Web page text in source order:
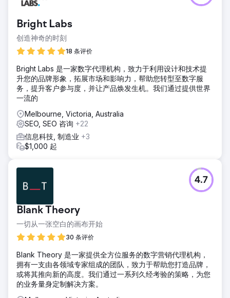
Bright Labs
创造神奇的时刻
18 条评价
Bright Labs 是一家数字代理机构，致力于利用设计和技术提
升您的品牌形象，拓展市场和影响力，帮助您转型至数字服
务，提升客户参与度，并让产品焕发生机。我们通过提供世界
一流的
Melbourne, Victoria, Australia
SEO, SEO 咨询 +22
信息科技, 制造业 +3
$1,000 起
Blank Theory
一切从一张空白的画布开始
30 条评价
4.7
Blank Theory 是一家提供全方位服务的数字营销代理机构，
拥有一支由各领域专家组成的团队，致力于帮助您打造品牌，
或将其推向新的高度。我们通过一系列久经考验的策略，为您
的业务量身定制解决方案。